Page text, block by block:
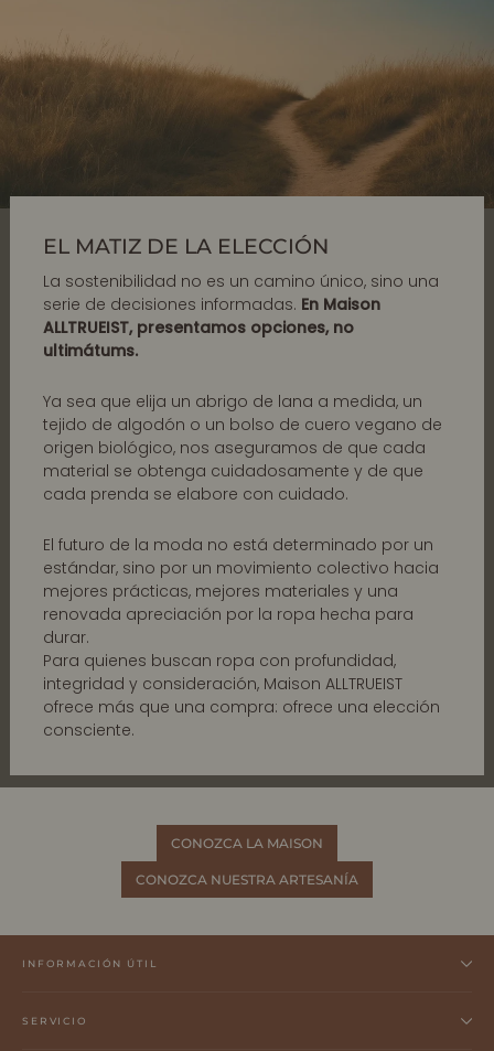
EL MATIZ DE LA ELECCIÓN
La sostenibilidad no es un camino único, sino una
serie de decisiones informadas. En Maison
ALLTRUEIST, presentamos opciones, no
ultimátums.
Ya sea que elija un abrigo de lana a medida, un
tejido de algodón o un bolso de cuero vegano de
origen biológico, nos aseguramos de que cada
material se obtenga cuidadosamente y de que
cada prenda se elabore con cuidado.
El futuro de la moda no está determinado por un
estándar, sino por un movimiento colectivo hacia
mejores prácticas, mejores materiales y una
renovada apreciación por la ropa hecha para
durar.
Para quienes buscan ropa con profundidad,
integridad y consideración, Maison ALLTRUEIST
ofrece más que una compra: ofrece una elección
consciente.
CONOZCA LA MAISON
CONOZCA NUESTRA ARTESANÍA
INFORMACIÓN ÚTIL
SERVICIO